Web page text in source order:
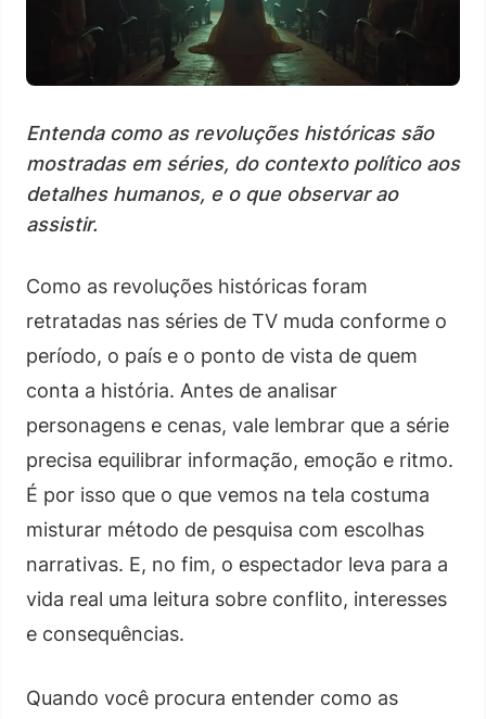
Entenda como as revoluções históricas são
mostradas em séries, do contexto político aos
detalhes humanos, e o que observar ao
assistir.
Como as revoluções históricas foram
retratadas nas séries de TV muda conforme o
período, o país e o ponto de vista de quem
conta a história. Antes de analisar
personagens e cenas, vale lembrar que a série
precisa equilibrar informação, emoção e ritmo.
É por isso que o que vemos na tela costuma
misturar método de pesquisa com escolhas
narrativas. E, no fim, o espectador leva para a
vida real uma leitura sobre conflito, interesses
e consequências.
Quando você procura entender como as